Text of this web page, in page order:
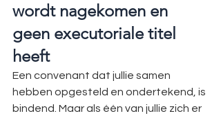
wordt nagekomen en
geen executoriale titel
heeft
Een convenant dat jullie samen
hebben opgesteld en ondertekend, is
bindend. Maar als één van jullie zich er